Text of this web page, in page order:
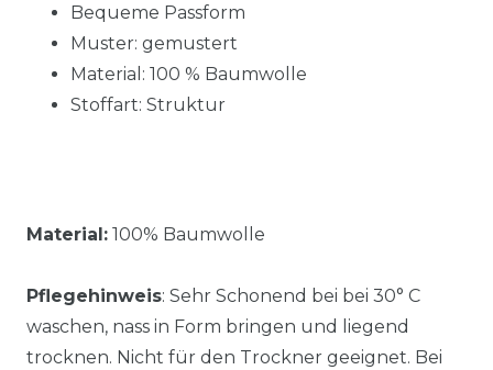
Bequeme Passform
Muster: gemustert
Material: 100 % Baumwolle
Stoffart: Struktur
Material: 100% Baumwolle
Pflegehinweis: Sehr Schonend bei bei 30° C
waschen, nass in Form bringen und liegend
trocknen. Nicht für den Trockner geeignet. Bei